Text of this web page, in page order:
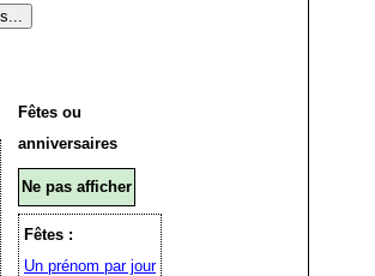
Fêtes ou
anniversaires
Ne pas afficher
Fêtes :
Un prénom par jour